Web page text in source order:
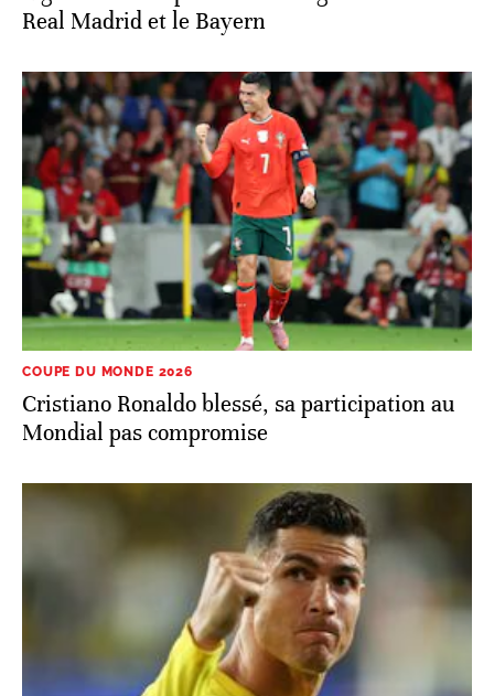
Real Madrid et le Bayern
COUPE DU MONDE 2026
Cristiano Ronaldo blessé, sa participation au
Mondial pas compromise